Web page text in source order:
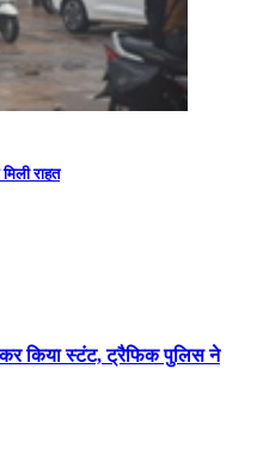
राहत
किया स्टंट, ट्रैफिक पुलिस ने